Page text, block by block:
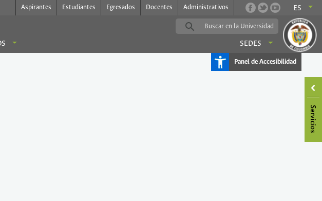
Aspirantes Estudiantes Egresados Docentes Administrativos ES
SEDES
Panel de Accesibilidad